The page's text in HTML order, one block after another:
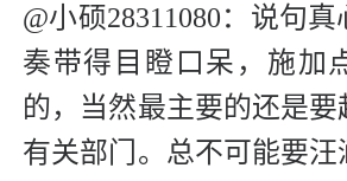
@小硕28311080：说句
奏带得目瞪口呆，施加
的，当然最主要的还是
有关部门。总不可能要汪